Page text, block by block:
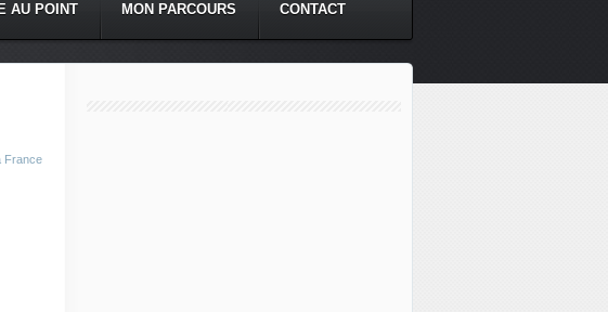
AU POINT MON PARCOURS CONTACT
France